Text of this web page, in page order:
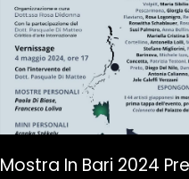
Mostra In Bari 2024